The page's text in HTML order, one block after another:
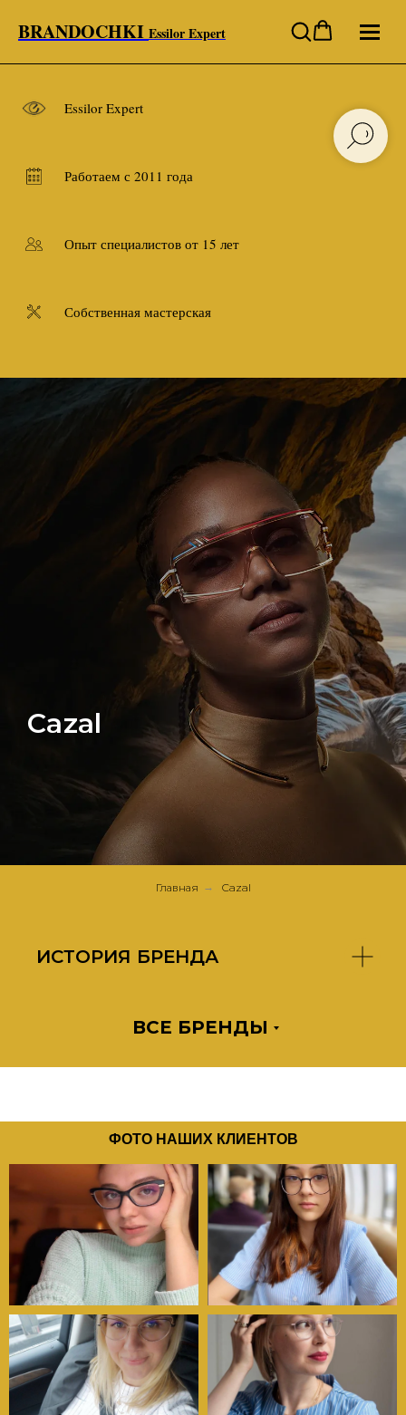
BRANDOCHKI Essilor Expert
Essilor Expert
Работаем с 2011 года
Опыт специалистов от 15 лет
Собственная мастерская
Cazal
Главная → Cazal
ИСТОРИЯ БРЕНДА
ВСЕ БРЕНДЫ
ФОТО НАШИХ КЛИЕНТОВ